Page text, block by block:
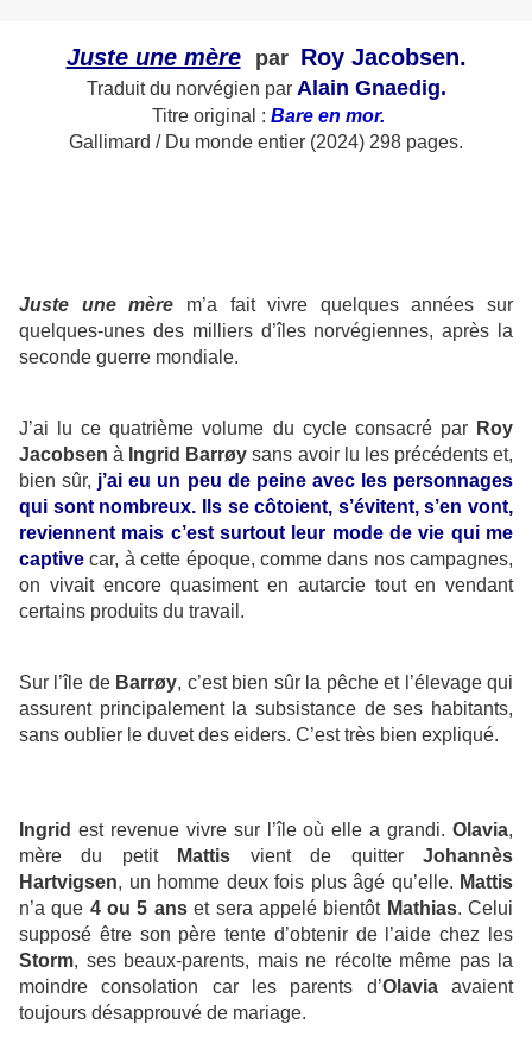
Juste une mère par Roy Jacobsen.
Traduit du norvégien par Alain Gnaedig.
Titre original : Bare en mor.
Gallimard / Du monde entier (2024) 298 pages.
Juste une mère m’a fait vivre quelques années sur
quelques-unes des milliers d’îles norvégiennes, après la
seconde guerre mondiale.
J’ai lu ce quatrième volume du cycle consacré par Roy
Jacobsen à Ingrid Barrøy sans avoir lu les précédents et,
bien sûr, j’ai eu un peu de peine avec les personnages
qui sont nombreux. Ils se côtoient, s’évitent, s’en vont,
reviennent mais c’est surtout leur mode de vie qui me
captive car, à cette époque, comme dans nos campagnes,
on vivait encore quasiment en autarcie tout en vendant
certains produits du travail.
Sur l’île de Barrøy, c’est bien sûr la pêche et l’élevage qui
assurent principalement la subsistance de ses habitants,
sans oublier le duvet des eiders. C’est très bien expliqué.
Ingrid est revenue vivre sur l’île où elle a grandi. Olavia,
mère du petit
Mattis vient de quitterJohannès
Hartvigsen, un homme deux fois plus âgé qu’elle. Mattis
n’a que 4 ou 5 anset sera appelé bientôt Mathias. Celui
supposé être son père tente d’obtenir de l’aide chez les
Storm, ses beaux-parents, mais ne récolte même pas la
moindre consolation car les parents d’Olaviaavaient
toujours désapprouvé de mariage.